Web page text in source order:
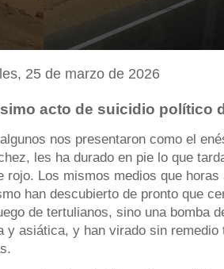
25 de marzo de 2026
acto de suicidio político
nos presentaron como el
les ha durado en pie lo que
rojo. Los mismos medios que
han descubierto de pronto que
de tertulianos, sino una bomba
y asiática, y han virado sin remedio